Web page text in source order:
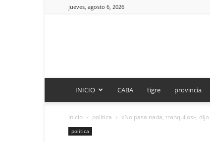
jueves, agosto 6, 2026
INICIO CABA tigre provincia
Inicio politica «No pasa nada, tranquilos»,
politica